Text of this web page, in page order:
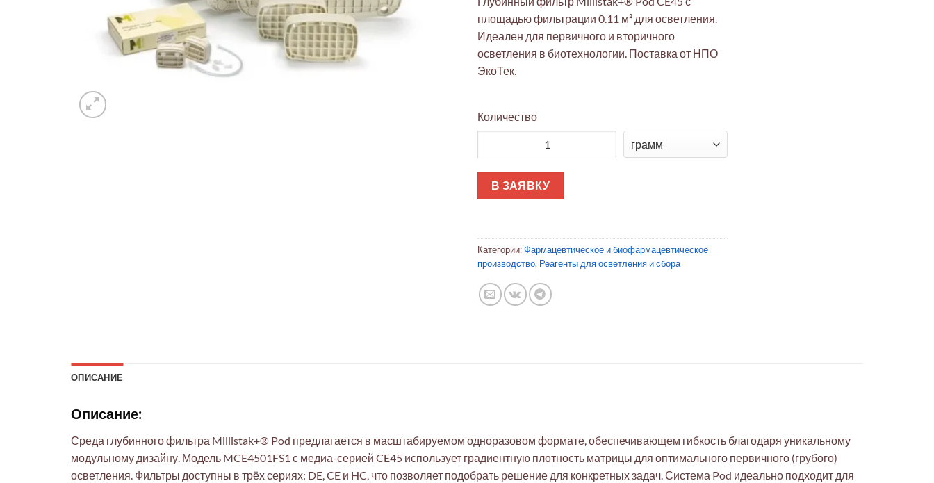
площадью фильтрации 0.11 м² для осветления.
Идеален для первичного и вторичного
осветления в биотехнологии. Поставка от НПО
ЭкоТек.
Количество
В ЗАЯВКУ
Категории:Фармацевтическое и биофармацевтическое
производство, Реагенты для осветления и сбора
ОПИСАНИЕ
Описание:
Среда глубинного фильтра Millistak+® Pod предлагается в масштабируемом одноразовом формате, обеспечивающем гибкость благодаря уникальному
модульному дизайну. Модель MCE4501FS1 с медиа-серией CE45 использует градиентную плотность матрицы для оптимального первичного (грубого)
осветления. Фильтры доступны в трёх сериях: DE, CE и HC, что позволяет подобрать решение для конкретных задач. Система Pod идеально подходит для